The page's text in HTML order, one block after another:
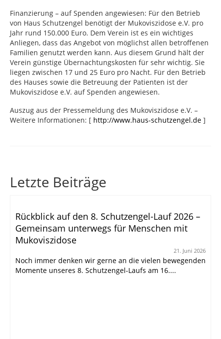
Finanzierung – auf Spenden angewiesen: Für den Betrieb
von Haus Schutzengel benötigt der Mukoviszidose e.V. pro
Jahr rund 150.000 Euro. Dem Verein ist es ein wichtiges
Anliegen, dass das Angebot von möglichst allen betroffenen
Familien genutzt werden kann. Aus diesem Grund hält der
Verein günstige Übernachtungskosten für sehr wichtig. Sie
liegen zwischen 17 und 25 Euro pro Nacht. Für den Betrieb
des Hauses sowie die Betreuung der Patienten ist der
Mukoviszidose e.V. auf Spenden angewiesen.
Auszug aus der Pressemeldung des Mukoviszidose e.V. –
Weitere Informationen: [ http://www.haus-schutzengel.de ]
Letzte Beiträge
Rückblick auf den 8. Schutzengel-Lauf 2026 –
Gemeinsam unterwegs für Menschen mit
Mukoviszidose
21. Juni 2026
Noch immer denken wir gerne an die vielen bewegenden
Momente unseres 8. Schutzengel-Laufs am 16....